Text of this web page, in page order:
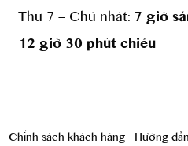
Thứ 7 – Chủ nhât: 7 giờ
12 giờ 30 phút chiều
Chính sách khách hàng Hướng